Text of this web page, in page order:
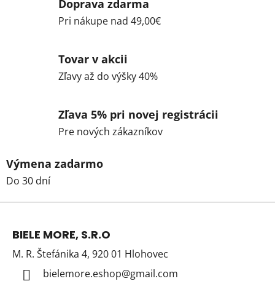
Doprava zdarma
Pri nákupe nad 49,00€
Tovar v akcii
Zľavy až do výšky 40%
Zľava 5% pri novej registrácii
Pre nových zákazníkov
Výmena zadarmo
Do 30 dní
Z
BIELE MORE, S.R.O
M. R. Štefánika 4, 920 01 Hlohovec
bielemore.eshop@gmail.com